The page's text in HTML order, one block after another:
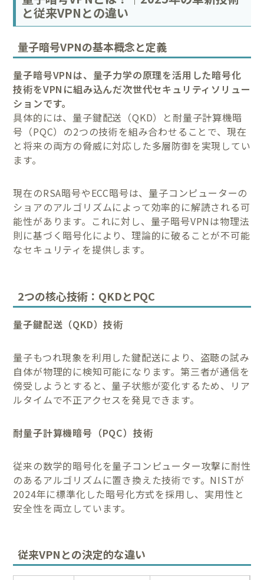
と従来VPNとの違い
量子暗号VPNの基本概念と定義
量子暗号VPNは、量子力学の原理を活用した暗号化
技術をVPNに組み込んだ次世代セキュリティソリュー
ションです。
具体的には、量子鍵配送（QKD）と耐量子計算機暗
号（PQC）の2つの技術を組み合わせることで、現在
と将来の両方の脅威に対応した多層防御を実現してい
ます。
現在のRSA暗号やECC暗号は、量子コンピューターの
ショアのアルゴリズムによって効率的に解読される可
能性があります。これに対し、量子暗号VPNは物理法
則に基づく暗号化により、理論的に破ることが不可能
なセキュリティを提供します。
2つの核心技術：QKDとPQC
量子鍵配送（QKD）技術
量子もつれ現象を利用した鍵配送により、盗聴の試み
自体が物理的に検知可能になります。第三者が通信を
傍受しようとすると、量子状態が変化するため、リア
ルタイムで不正アクセスを発見できます。
耐量子計算機暗号（PQC）技術
従来の数学的暗号化を量子コンピューター攻撃に耐性
のあるアルゴリズムに置き換えた技術です。NISTが
2024年に標準化した暗号化方式を採用し、実用性と
安全性を両立しています。
従来VPNとの決定的な違い